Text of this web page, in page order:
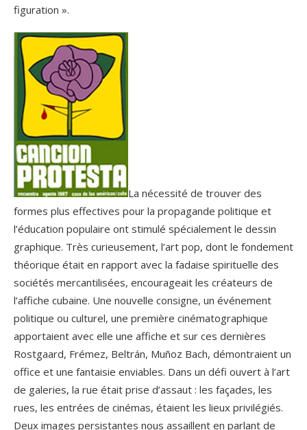
figuration ».
La nécessité de trouver des
formes plus effectives pour la propagande politique et
l’éducation populaire ont stimulé spécialement le dessin
graphique. Très curieusement, l’art pop, dont le fondement
théorique était en rapport avec la fadaise spirituelle des
sociétés mercantilisées, encourageait les créateurs de
l’affiche cubaine. Une nouvelle consigne, un événement
politique ou culturel, une première cinématographique
apportaient avec elle une affiche et sur ces dernières
Rostgaard, Frémez, Beltrán, Muñoz Bach, démontraient un
office et une fantaisie enviables. Dans un défi ouvert à l’art
de galeries, la rue était prise d’assaut : les façades, les
rues, les entrées de cinémas, étaient les lieux privilégiés.
Deux images persistantes nous assaillent en parlant de